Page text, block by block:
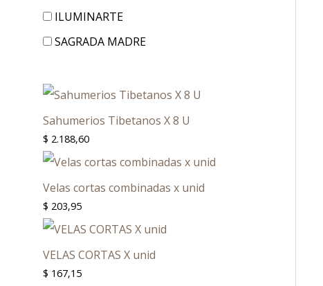
ILUMINARTE
SAGRADA MADRE
Sahumerios Tibetanos X 8 U
$ 2.188,60
Velas cortas combinadas x unid
$ 203,95
VELAS CORTAS X unid
$ 167,15